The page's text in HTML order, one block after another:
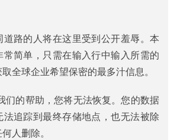
道路的人将在这里受到公开羞辱。本
常简单，只需在输入行中输入所需的
全球企业希望保密的最多汁信息。
们的帮助，您将无法恢复。您的数据
法追踪到最终存储地点，也无法被除
人删除。